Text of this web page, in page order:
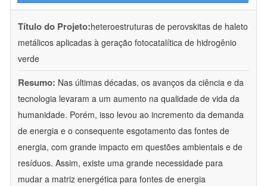
Título do Projeto:heteroestruturas de perovskitas de haleto
metálicos aplicadas à geração fotocatalítica de hidrogênio
verde
Resumo: Nas últimas décadas, os avanços da ciência e da
tecnologia levaram a um aumento na qualidade de vida da
humanidade. Porém, isso levou ao incremento da demanda
de energia e o consequente esgotamento das fontes de
energia, com grande impacto em questões ambientais e de
resíduos. Assim, existe uma grande necessidade para
mudar a matriz energética para fontes de energia